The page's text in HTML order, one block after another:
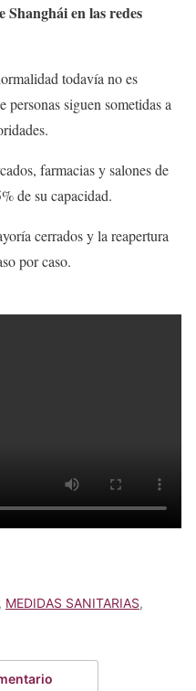
en las redes
todavía no es
siguen sometidas a
farmacias y salones de
de su capacidad.
cerrados y la reapertura
por caso.
, MEDIDAS SANITARIAS,